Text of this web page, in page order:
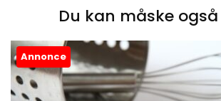
Du kan måske også
Annonce